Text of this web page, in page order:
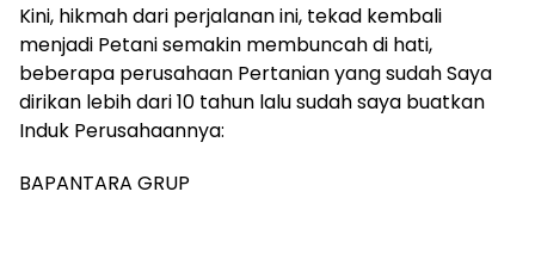
‎Kini, hikmah dari perjalanan ini, tekad kembali
menjadi Petani semakin membuncah di hati,
beberapa perusahaan Pertanian yang sudah Saya
dirikan lebih dari 10 tahun lalu sudah saya buatkan
Induk Perusahaannya:
‎BAPANTARA GRUP